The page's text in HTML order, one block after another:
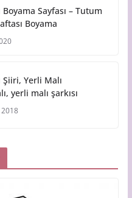
Boyama Sayfası – Tutum
Boyama
Şiiri, Yerli Malı
yerli malı şarkısı
2018